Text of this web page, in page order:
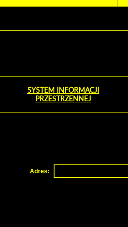
SYSTEM INFORMACJI
PRZESTRZENNEJ
Adres: